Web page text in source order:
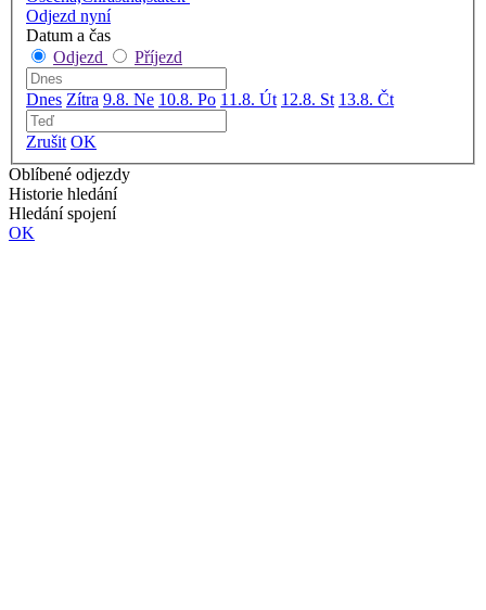
Odjezd nyní
Datum a čas
Odjezd
Příjezd
Dnes Zítra 9.8. Ne 10.8. Po 11.8. Út 12.8. St 13.8. Čt
Zrušit OK
Oblíbené odjezdy
Historie hledání
Hledání spojení
OK